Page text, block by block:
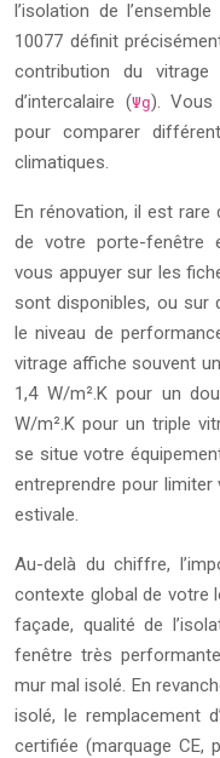
l’isolation de
10077 définit
contribution du vitrage
d’intercalaire (Ψg). Vous
pour comparer
climatiques.
En rénovation, il est
de votre porte-fenêtre
vous appuyer sur les
sont disponibles, ou sur
le niveau de
vitrage affiche souvent
1,4 W/m².K pour un
W/m².K pour un triple
se situe votre
entreprendre pour
estivale.
Au-delà du chiffre,
contexte global de votre
façade, qualité de
fenêtre très
mur mal isolé. En
isolé, le remplacement
certifiée (marquage CE,